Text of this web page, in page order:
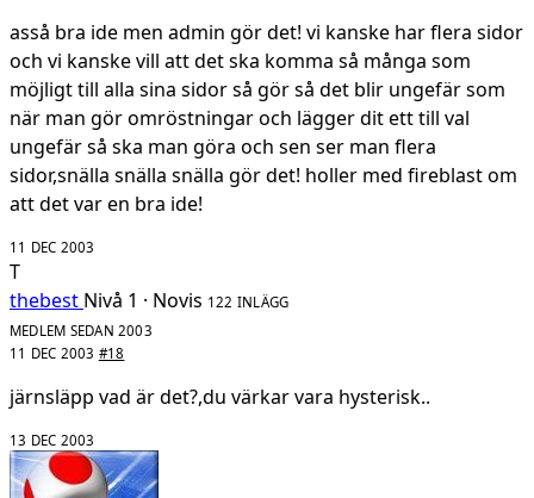
asså bra ide men admin gör det! vi kanske har flera sidor
och vi kanske vill att det ska komma så många som
möjligt till alla sina sidor så gör så det blir ungefär som
när man gör omröstningar och lägger dit ett till val
ungefär så ska man göra och sen ser man flera
sidor,snälla snälla snälla gör det! holler med fireblast om
att det var en bra ide!
11 DEC 2003
T
thebest Nivå 1 · Novis 122 INLÄGG
MEDLEM SEDAN 2003
11 DEC 2003 #18
järnsläpp vad är det?,du värkar vara hysterisk..
13 DEC 2003